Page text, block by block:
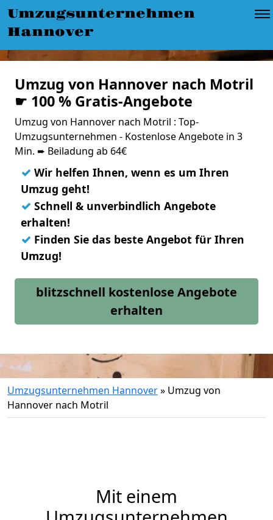
Umzugsunternehmen
Hannover
Umzug von Hannover nach Motril
☛ 100 % Gratis-Angebote
Umzug von Hannover nach Motril : Top-
Umzugsunternehmen - Kostenlose Angebote in 3
Min. ➨ Beiladung ab 64€
✓ Wir helfen Ihnen, wenn es um Ihren
Umzug geht!
✓ Schnell & unverbindlich Angebote
erhalten!
✓ Finden Sie das beste Angebot für Ihren
Umzug!
blitzschnell kostenlose Angebote
erhalten
Umzugsunternehmen Hannover» Umzug von
Hannover nach Motril
Mit einem